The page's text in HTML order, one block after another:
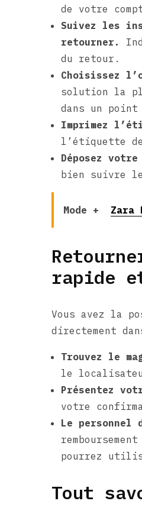
de votre
Suivez les
retourner.
du retour.
Choisissez
solution la
dans un
Imprimez
l’étiquette
Déposez
bien suivre
Mode + Zara
rapide
Vous avez la
directement
Trouvez le
le
Présentez
votre
Le personnel
pourrez
Tout